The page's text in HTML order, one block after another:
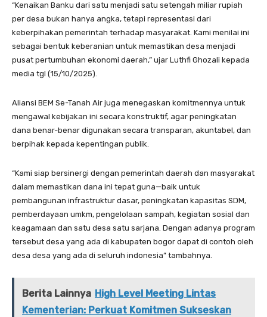
“Kenaikan Banku dari satu menjadi satu setengah miliar rupiah
per desa bukan hanya angka, tetapi representasi dari
keberpihakan pemerintah terhadap masyarakat. Kami menilai ini
sebagai bentuk keberanian untuk memastikan desa menjadi
pusat pertumbuhan ekonomi daerah,” ujar Luthfi Ghozali kepada
media tgl (15/10/2025).
Aliansi BEM Se-Tanah Air juga menegaskan komitmennya untuk
mengawal kebijakan ini secara konstruktif, agar peningkatan
dana benar-benar digunakan secara transparan, akuntabel, dan
berpihak kepada kepentingan publik.
“Kami siap bersinergi dengan pemerintah daerah dan masyarakat
dalam memastikan dana ini tepat guna—baik untuk
pembangunan infrastruktur dasar, peningkatan kapasitas SDM,
pemberdayaan umkm, pengelolaan sampah, kegiatan sosial dan
keagamaan dan satu desa satu sarjana. Dengan adanya program
tersebut desa yang ada di kabupaten bogor dapat di contoh oleh
desa desa yang ada di seluruh indonesia” tambahnya.
Berita Lainnya High Level Meeting Lintas
Kementerian: Perkuat Komitmen Sukseskan